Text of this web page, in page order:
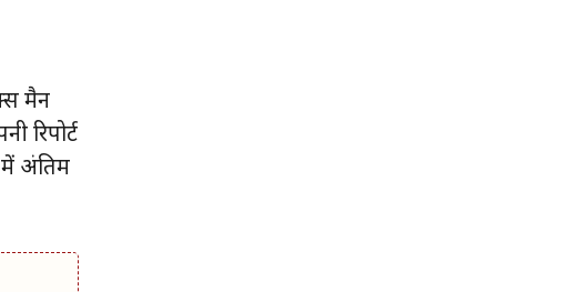
मैन
रिपोर्ट
में अंतिम